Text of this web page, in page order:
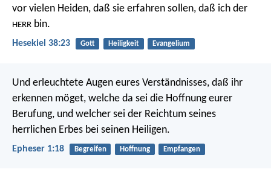
vor vielen Heiden, daß sie erfahren sollen, daß ich der
HERR bin.
Hesekiel 38:23 Gott Heiligkeit Evangelium
Und erleuchtete Augen eures Verständnisses, daß ihr
erkennen möget, welche da sei die Hoffnung eurer
Berufung, und welcher sei der Reichtum seines
herrlichen Erbes bei seinen Heiligen.
Epheser 1:18 Begreifen Hoffnung Empfangen